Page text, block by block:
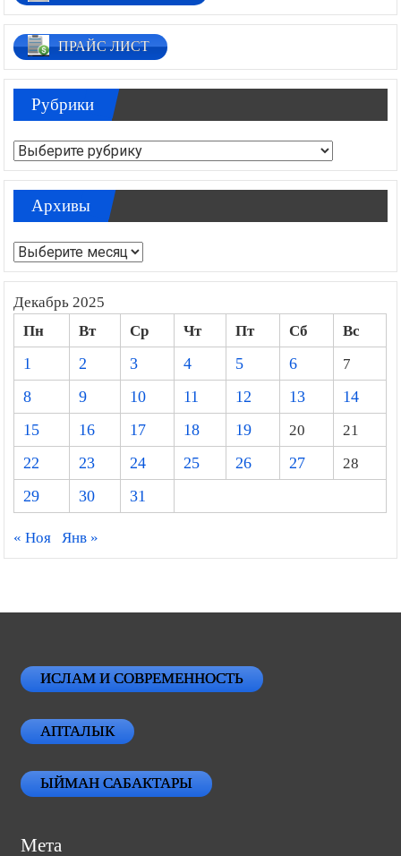
ПРАЙС ЛИСТ
Рубрики
Рубрики
Архивы
Архивы
Декабрь 2025
Пн Вт Ср Чт Пт Сб
Вс
1
2 3 4 5 6
7
8
9 10 11 12 13
14
15
16 17 18 19 20
21
22
23 24 25 26 27
28
29
30 31
« Ноя Янв »
ИСЛАМ И СОВРЕМЕННОСТЬ
АПТАЛЫК
ЫЙМАН САБАКТАРЫ
Мета